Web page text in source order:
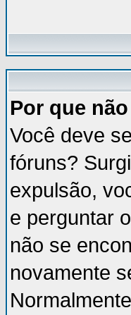
Por que
Você deve
fóruns?
expulsão,
e perguntar
não se
novamente